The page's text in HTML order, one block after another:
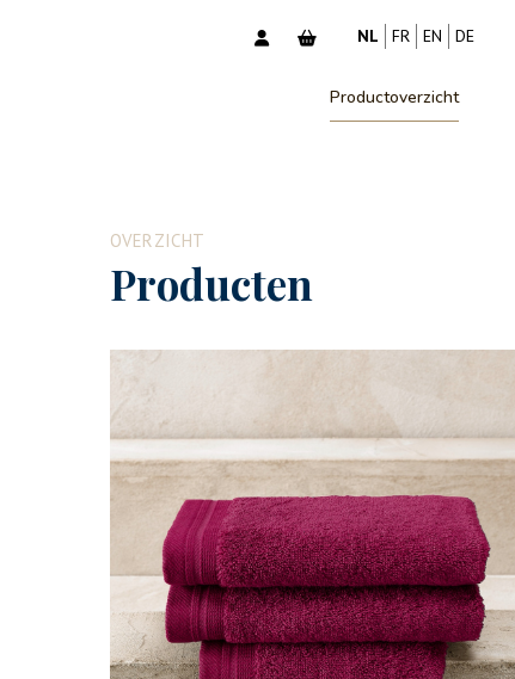
NL FR EN DE
Productoverzicht
OVERZICHT
Producten